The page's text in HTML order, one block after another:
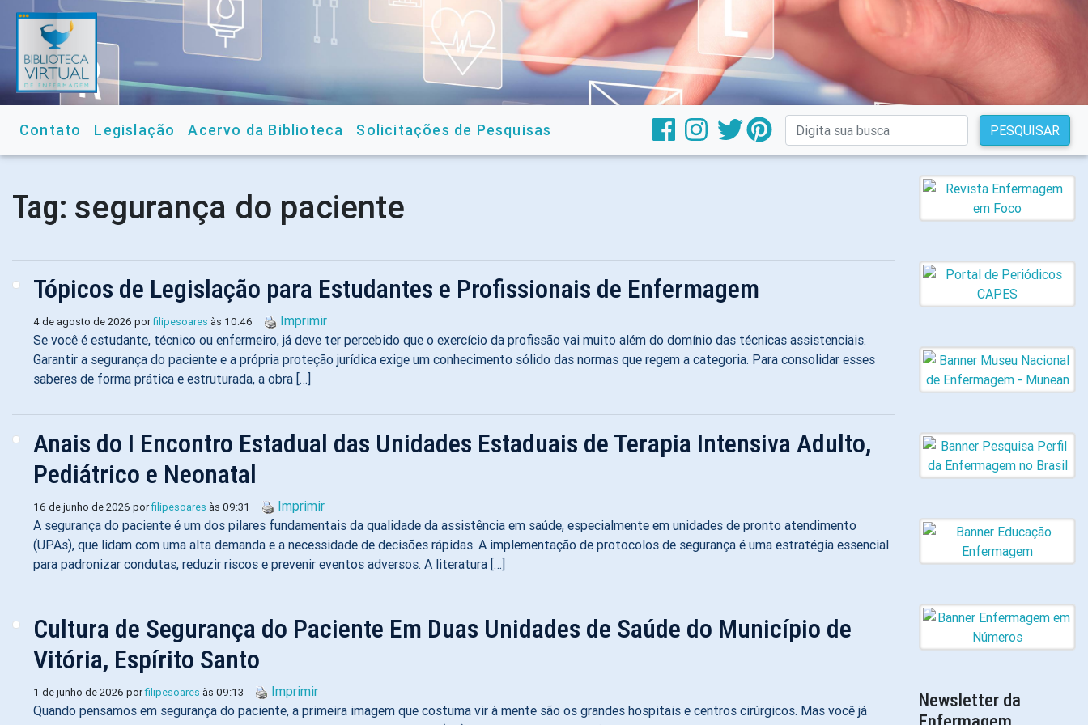
Contato Legislação Acervo da Biblioteca Solicitações de Pesquisas PESQUISAR
Tag: segurança do paciente
Tópicos de Legislação para Estudantes e Profissionais de Enfermagem
4 de agosto de 2026 porfilipesoares às 10:46
Imprimir
Se você é estudante, técnico ou enfermeiro, já deve ter percebido que o exercício da profissão vai muito além do domínio das técnicas assistenciais.
Garantir a segurança do paciente e a própria proteção jurídica exige um conhecimento sólido das normas que regem a categoria. Para consolidar esses
saberes de forma prática e estruturada, a obra […]
Anais do I Encontro Estadual das Unidades Estaduais de Terapia Intensiva Adulto,
Pediátrico e Neonatal
16 de junho de 2026 porfilipesoares às 09:31
Imprimir
A segurança do paciente é um dos pilares fundamentais da qualidade da assistência em saúde, especialmente em unidades de pronto atendimento
(UPAs), que lidam com uma alta demanda e a necessidade de decisões rápidas. A implementação de protocolos de segurança é uma estratégia essencial
para padronizar condutas, reduzir riscos e prevenir eventos adversos. A literatura […]
Cultura de Segurança do Paciente Em Duas Unidades de Saúde do Município de
Vitória, Espírito Santo
1 de junho de 2026 porfilipesoares às 09:13
Imprimir
Quando pensamos em segurança do paciente, a primeira imagem que costuma vir à mente são os grandes hospitais e centros cirúrgicos. Mas você já
Newsletter da